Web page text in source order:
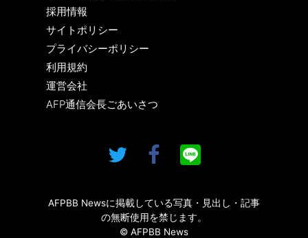
採用情報
サイトポリシー
プライバシーポリシー
利用規約
運営会社
AFP通信会長ごあいさつ
AFPBB Newsに掲載している写真・見出し・記事
の無断使用を禁じます。
© AFPBB News